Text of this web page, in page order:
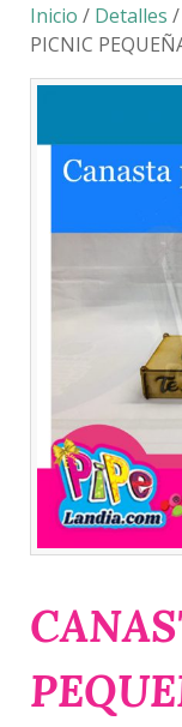
Inicio / Detalles /
PICNIC